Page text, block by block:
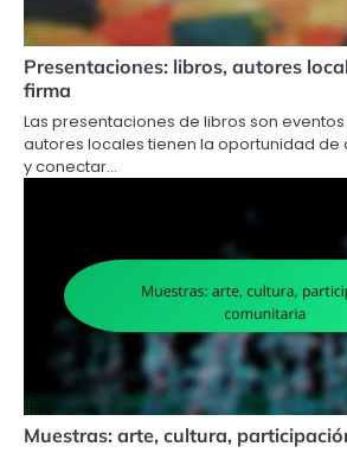
Presentaciones: libros, autores
firma
Las presentaciones de libros son
autores locales tienen la oportunidad de
y conectar…
Muestras: arte, cultura,